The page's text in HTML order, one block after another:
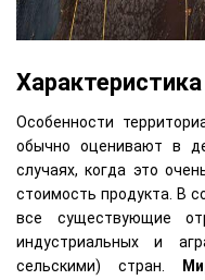
Особенности
обычно оценивают в
случаях, когда это
стоимость продукта. В
все существующие
индустриальных и
сельскими) стран.